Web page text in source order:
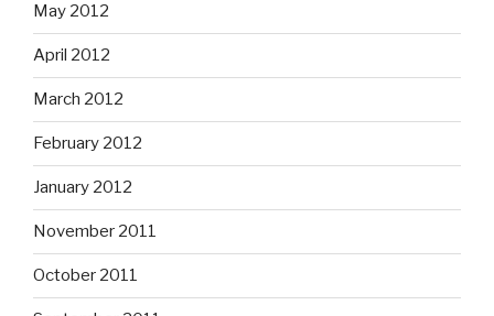
May 2012
April 2012
March 2012
February 2012
January 2012
November 2011
October 2011